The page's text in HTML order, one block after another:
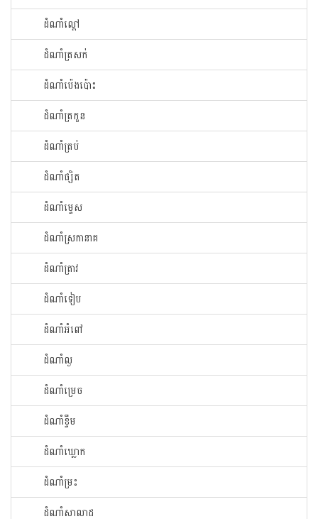
ដំណាំ​ល្ពៅ​
ដំណាំ​ត្រសក់
ដំណាំ​ប៉េង​ប៉ោះ​
ដំណាំ​ត្រកួន
ដំណាំ​ត្រប់​
ដំណាំ​ផ្សិត​
ដំណាំ​ម្ទេស​
ដំណាំ​ស្រកានាគ
ដំណាំ​ត្រាវ
ដំណាំទៀប
ដំណាំអំពៅ
ដំណាំល្ង
ដំណាំម្រេច
ដំណាំខ្ទឹម
ដំណាំឃ្លោក
ដំណាំម្រះ
ដំណាំសាលាដ